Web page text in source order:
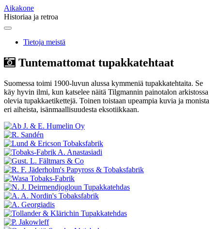
Aikakone
Historiaa ja retroa
Main
Skip
contentTietoja meistä
Tuntemattomat tupakkatehtaat
Suomessa toimi 1900-luvun alussa kymmeniä tupakkatehtaita. Se
käy hyvin ilmi, kun katselee näitä Tilgmannin painotalon arkistossa
olevia tupakkaetikettejä. Toinen toistaan upeampia kuvia ja monista
eri aiheista, isänmaallisuudesta eksotiikkaan.